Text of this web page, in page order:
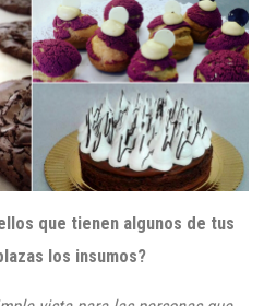
que tienen algunos de tus
los insumos?